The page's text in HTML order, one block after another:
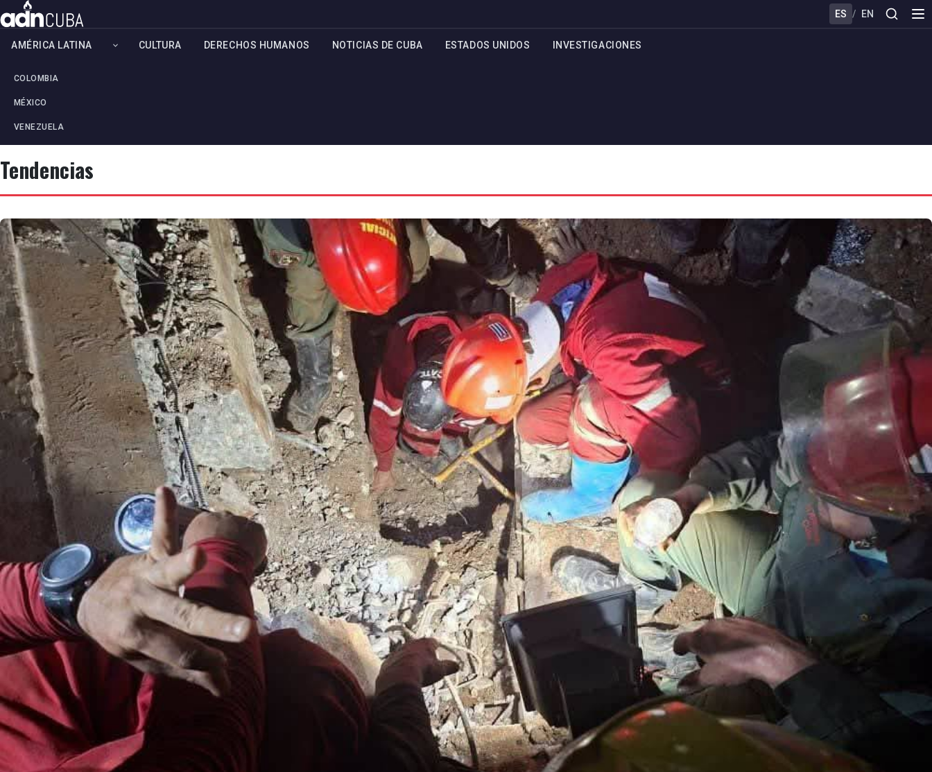
ES / EN
AMÉRICA LATINA
COLOMBIA
MÉXICO
VENEZUELA
CULTURA DERECHOS HUMANOS NOTICIAS DE CUBA ESTADOS UNIDOS INVESTIGACIONES
Tendencias